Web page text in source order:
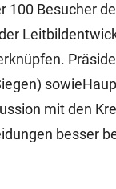
100 Besucher
mit den
besser